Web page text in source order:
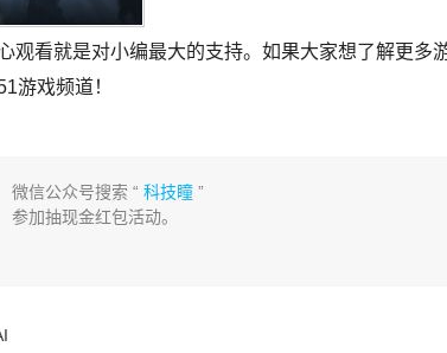
看就是对小编最大的支持。如果大家想了解更多
游戏频道！
微信公众号搜索 “科技瞳 ”
参加抽现金红包活动。